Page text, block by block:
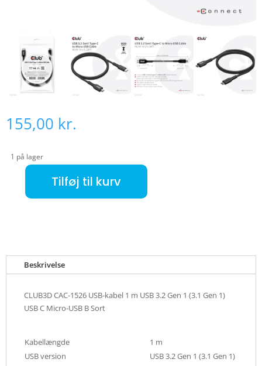
155,00 kr.
1 på lager
Tilføj til kurv
Beskrivelse
CLUB3D CAC-1526 USB-kabel 1 m USB 3.2 Gen 1 (3.1 Gen 1)
USB C Micro-USB B Sort
Kabellængde
1 m
USB version
USB 3.2 Gen 1 (3.1 Gen 1)